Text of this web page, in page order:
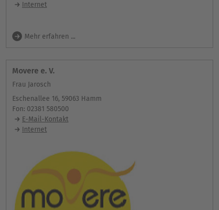
Internet
Mehr erfahren ...
Movere e. V.
Frau Jarosch
Eschenallee 16, 59063 Hamm
Fon: 02381 580500
E-Mail-Kontakt
Internet